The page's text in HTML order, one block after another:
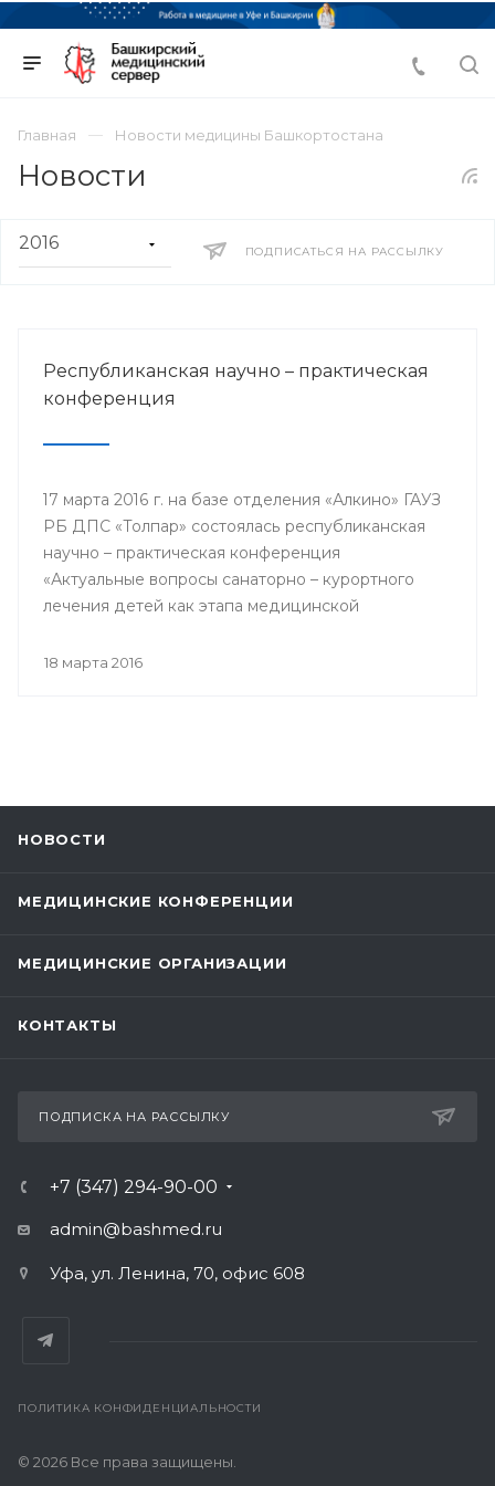
Главная Новости медицины Башкортостана
Новости
ПОДПИСАТЬСЯ НА РАССЫЛКУ
Республиканская научно – практическая
конференция
17 марта 2016 г. на базе отделения «Алкино» ГАУЗ
РБ ДПС «Толпар» состоялась республиканская
научно – практическая конференция
«Актуальные вопросы санаторно – курортного
лечения детей как этапа медицинской
санатории», посвященная 80 – летнему юбилею
18 марта 2016
НОВОСТИ
МЕДИЦИНСКИЕ КОНФЕРЕНЦИИ
МЕДИЦИНСКИЕ ОРГАНИЗАЦИИ
КОНТАКТЫ
ПОДПИСКА НА РАССЫЛКУ
+7 (347) 294-90-00
admin@bashmed.ru
Уфа, ул. Ленина, 70, офис 608
ПОЛИТИКА КОНФИДЕНЦИАЛЬНОСТИ
© 2026 Все права защищены.